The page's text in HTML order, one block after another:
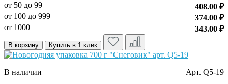
от 50 до 99
408.00 ₽
от 100 до 999
374.00 ₽
от 1000
343.00 ₽
В корзину Купить в 1 клик
В наличии Арт. Q5-19